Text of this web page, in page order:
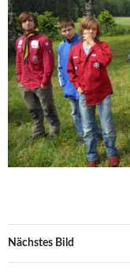
Nächstes Bild